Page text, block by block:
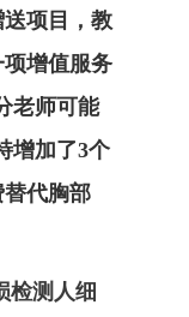
项目，教
项增值服务
老师可能
增加了3个
代胸部
检测人细